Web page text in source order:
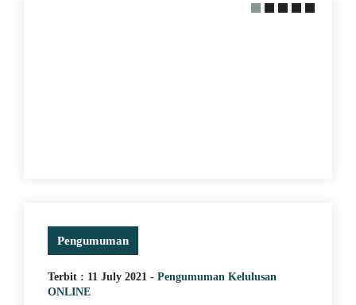
Pengumuman
Terbit : 11 July 2021 - Pengumuman Kelulusan
ONLINE